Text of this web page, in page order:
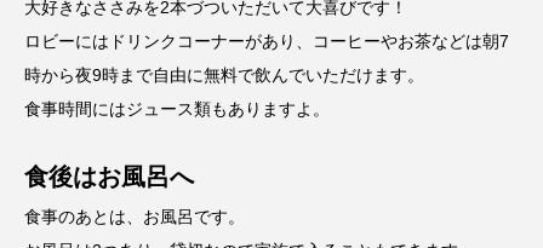
大好きなささみを2本づついただいて大喜びです！
ロビーにはドリンクコーナーがあり、コーヒーやお茶などは朝7
時から夜9時まで自由に無料で飲んでいただけます。
食事時間にはジュース類もありますよ。
食後はお風呂へ
食事のあとは、お風呂です。